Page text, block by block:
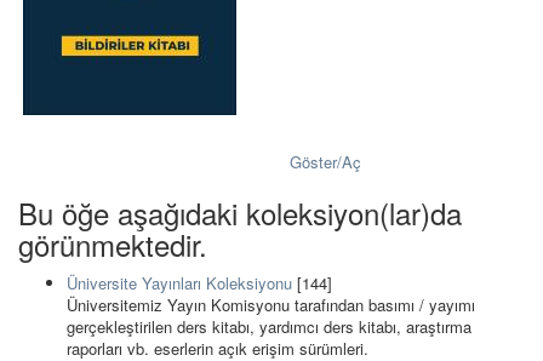
Göster/Aç
Bu öğe aşağıdaki koleksiyon(lar)da
görünmektedir.
Üniversite Yayınları Koleksiyonu [144]
Üniversitemiz Yayın Komisyonu tarafından basımı / yayımı
gerçekleştirilen ders kitabı, yardımcı ders kitabı, araştırma
raporları vb. eserlerin açık erişim sürümleri.